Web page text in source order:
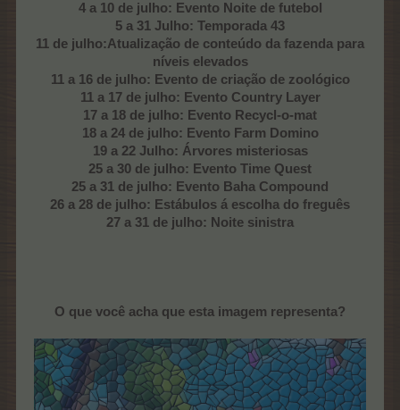
4 a 10 de julho: Evento Noite de futebol
5 a 31 Julho: Temporada 43
11 de julho:Atualização de conteúdo da fazenda para
níveis elevados
11 a 16 de julho: Evento de criação de zoológico
11 a 17 de julho: Evento Country Layer
17 a 18 de julho: Evento Recycl-o-mat
18 a 24 de julho: Evento Farm Domino
19 a 22 Julho: Árvores misteriosas
25 a 30 de julho: Evento Time Quest
25 a 31 de julho: Evento Baha Compound
26 a 28 de julho: Estábulos á escolha do freguês
27 a 31 de julho: Noite sinistra
O que você acha que esta imagem representa?